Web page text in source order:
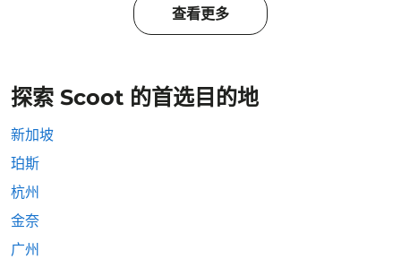
查看更多
探索 Scoot 的首选目的地
新加坡
珀斯
杭州
金奈
广州